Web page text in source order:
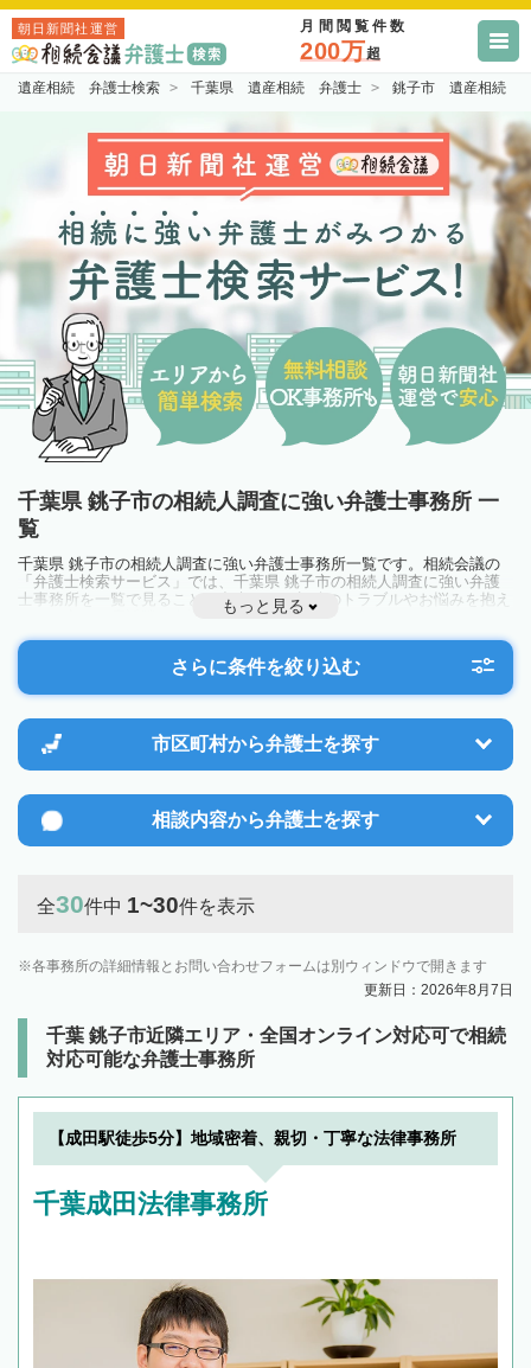
朝日新聞社運営 月間閲覧件数
200万超
遺産相続 弁護士検索 千葉県 遺産相続 弁護士 銚子市 遺産相続
千葉県 銚子市の相続人調査に強い弁護士事務所 一
覧
千葉県 銚子市の相続人調査に強い弁護士事務所一覧です。相続会議の
「弁護士検索サービス」では、千葉県 銚子市の相続人調査に強い弁護
士事務所を一覧で見ることが出来ます。相続のトラブルやお悩みを抱え
ている方は一度近隣の弁護士に相談してみましょう。
もっと見る
さらに条件を絞り込む
市区町村から弁護士を探す
相談内容から弁護士を探す
全30件中 1~30件を表示
各事務所の詳細情報とお問い合わせフォームは別ウィンドウで開きます
更新日：2026年8月7日
千葉 銚子市近隣エリア・全国オンライン対応可で相続
対応可能な弁護士事務所
【成田駅徒歩5分】地域密着、親切・丁寧な法律事務所
千葉成田法律事務所